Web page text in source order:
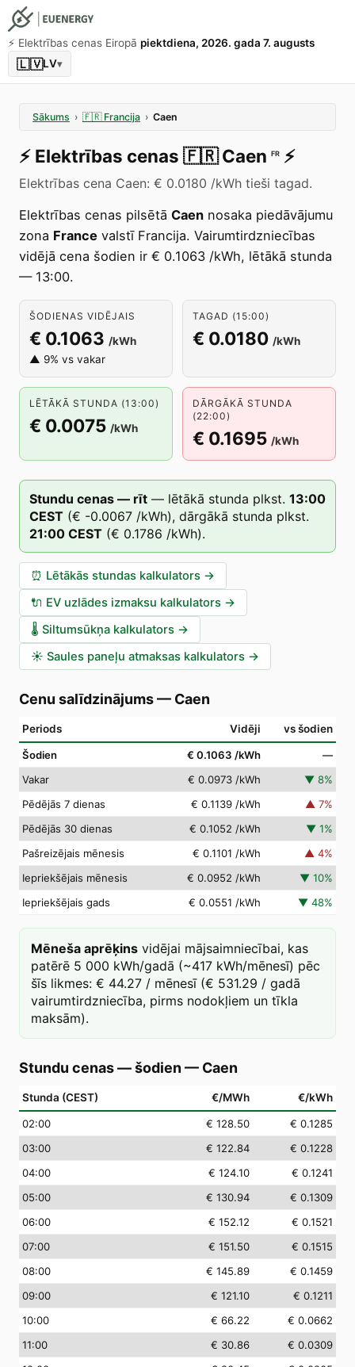
⚡️ Elektrības cenas Eiropā piektdiena, 2026. gada 7. augusts
🇱🇻LV▾
Sākums › 🇫🇷 Francija › Caen
⚡️ Elektrības cenas 🇫🇷 Caen FR ⚡️
Elektrības cena Caen: € 0.0180 /kWh tieši tagad.
Elektrības cenas pilsētā Caen nosaka piedāvājumu
zona France valstī Francija. Vairumtirdzniecības
vidējā cena šodien ir € 0.1063 /kWh, lētākā stunda
— 13:00.
ŠODIENAS VIDĒJAIS
€ 0.1063 /kWh
▲ 9% vs vakar
TAGAD (15:00)
€ 0.0180 /kWh
LĒTĀKĀ STUNDA (13:00)
€ 0.0075 /kWh
DĀRGĀKĀ STUNDA
(22:00)
€ 0.1695 /kWh
Stundu cenas — rīt — lētākā stunda plkst. 13:00
CEST (€ -0.0067 /kWh), dārgākā stunda plkst.
21:00 CEST (€ 0.1786 /kWh).
⏰ Lētākās stundas kalkulators →
🔌 EV uzlādes izmaksu kalkulators →
🌡️ Siltumsūkņa kalkulators →
☀️ Saules paneļu atmaksas kalkulators →
Cenu salīdzinājums— Caen
Periods Vidēji vs šodien
Šodien € 0.1063 /kWh
—
Vakar
€ 0.0973 /kWh ▼ 8%
Pēdējās 7 dienas
€ 0.1139 /kWh ▲ 7%
Pēdējās 30 dienas
€ 0.1052 /kWh ▼ 1%
Pašreizējais mēnesis
€ 0.1101 /kWh ▲ 4%
Iepriekšējais mēnesis
€ 0.0952 /kWh ▼ 10%
Iepriekšējais gads
€ 0.0551 /kWh ▼ 48%
Mēneša aprēķins vidējai mājsaimniecībai, kas
patērē 5 000 kWh/gadā (~417 kWh/mēnesī) pēc
šīs likmes: € 44.27 / mēnesī (€ 531.29 / gadā
vairumtirdzniecība, pirms nodokļiem un tīkla
maksām).
Stundu cenas — šodien — Caen
Stunda (CEST) €/MWh €/kWh
02:00 € 128.50
€ 0.1285
03:00 € 122.84
€ 0.1228
04:00 € 124.10
€ 0.1241
05:00 € 130.94
€ 0.1309
06:00 € 152.12
€ 0.1521
07:00 € 151.50
€ 0.1515
08:00 € 145.89
€ 0.1459
09:00 € 121.10
€ 0.1211
10:00 € 66.22
€ 0.0662
11:00 € 30.86
€ 0.0309